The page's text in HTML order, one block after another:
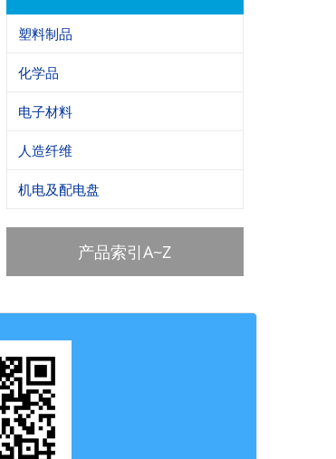
塑料制品
化学品
电子材料
人造纤维
机电及配电盘
产品索引A~Z